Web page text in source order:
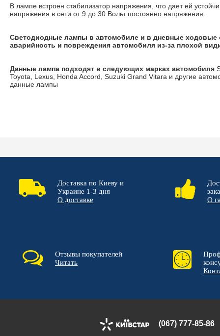
В лампе встроен стабилизатор напряжения, что дает ей
напряжения в сети от 9 до 30 Вольт постоянно напряжения.
Светодиодные лампы в автомобиле и в дневные ходовые
аварийность и повреждения автомобиля из-за плохой
Данные лампа подходят в следующих марках автомобиля
Toyota, Lexus, Honda Accord, Suzuki Grand Vitara и другие
данные лампы
Доставка по Киеву и
Украине 1-3 дня
О доставке
О
Отзывы покупателей
Читать
(067) 777-85-86